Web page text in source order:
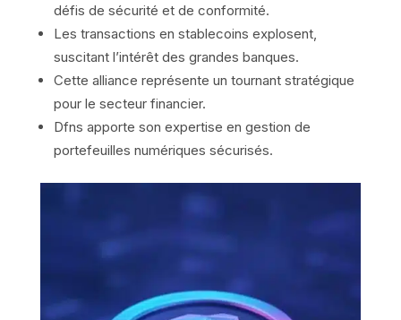
défis de sécurité et de conformité.
Les transactions en stablecoins explosent,
suscitant l’intérêt des grandes banques.
Cette alliance représente un tournant stratégique
pour le secteur financier.
Dfns apporte son expertise en gestion de
portefeuilles numériques sécurisés.